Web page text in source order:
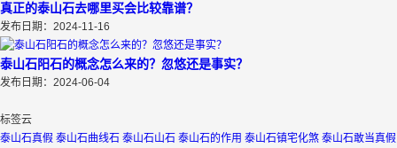
真正的泰山石去哪里买会比较靠谱？
发布日期：2024-11-16
泰山石阳石的概念怎么来的？忽悠还是事实？
发布日期：2024-06-04
标签云
泰山石真假 泰山石曲线石 泰山石山石 泰山石的作用 泰山石镇宅化煞 泰山石敢当真假